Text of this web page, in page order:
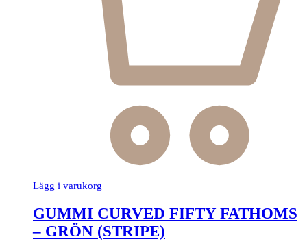
Lägg i varukorg
GUMMI CURVED FIFTY FATHOMS
– GRÖN (STRIPE)